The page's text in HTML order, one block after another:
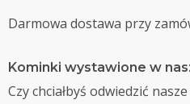
Darmowa dostawa przy
Kominki wystawione w
Czy chciałbyś odwiedzić